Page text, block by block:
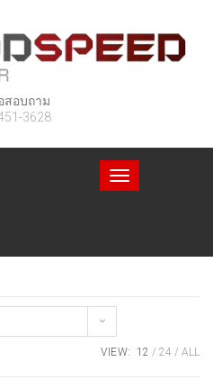
สอบถาม
3628
Toggle
navigation
VIEW: 12 24 ALL